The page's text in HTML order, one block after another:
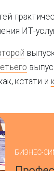
ИТ-
кстати и
БИЗНЕС-